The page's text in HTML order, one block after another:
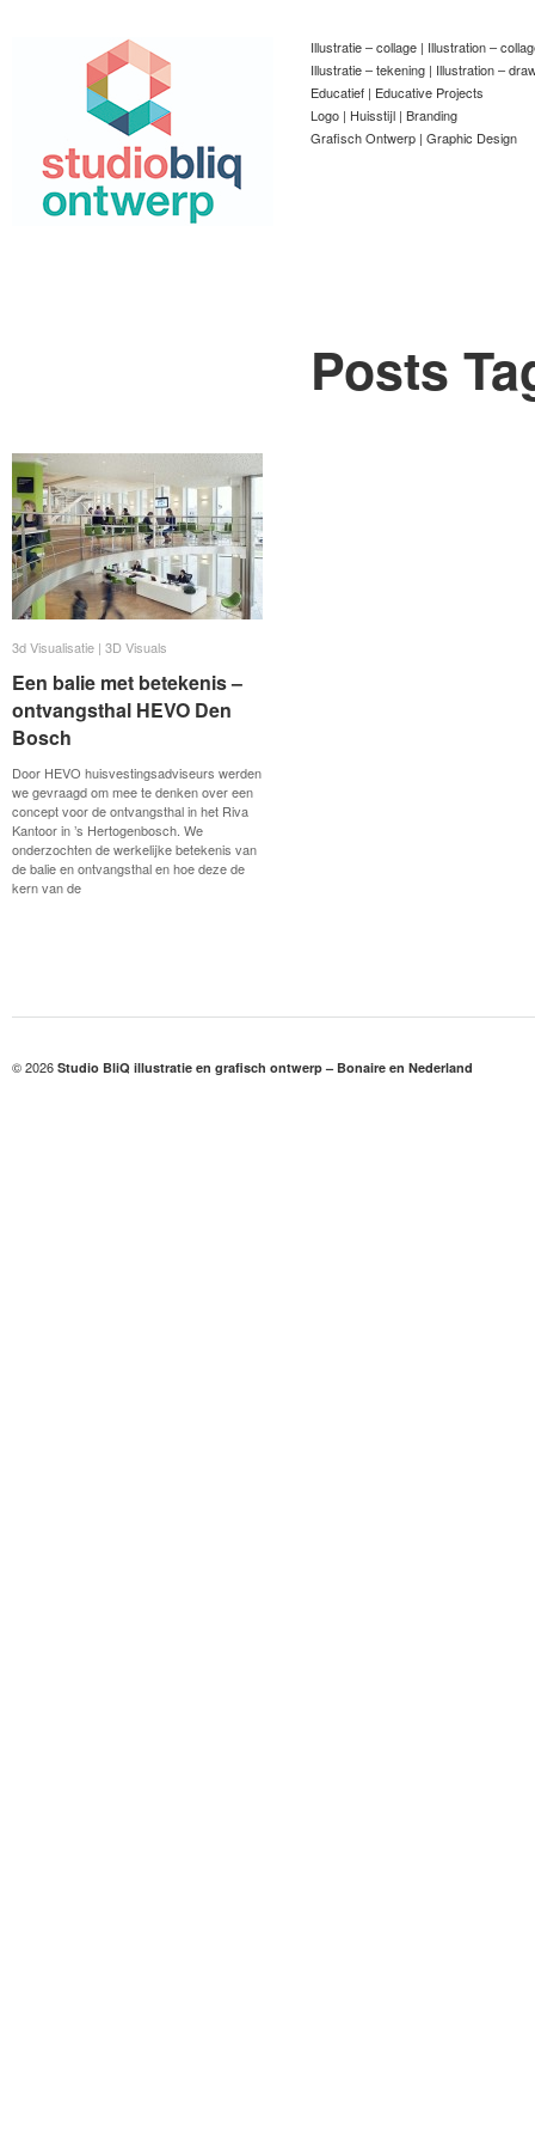
Illustratie – collage | Illustration –
Illustratie – tekening | Illustration –
Educatief | Educative Projects
Logo | Huisstijl | Branding
Grafisch Ontwerp | Graphic Design
Posts
3d Visualisatie | 3D Visuals
Een balie met betekenis –
ontvangsthal HEVO Den
Bosch
Door HEVO huisvestingsadviseurs werden
we gevraagd om mee te denken over een
concept voor de ontvangsthal in het Riva
Kantoor in ’s Hertogenbosch. We
onderzochten de werkelijke betekenis van
de balie en ontvangsthal en hoe deze de
kern van de
3d Visualisatie | 3D Visuals
Een balie met betekenis –
ontvangsthal HEVO Den
Bosch
© 2026 Studio BliQ illustratie en grafisch ontwerp – Bonaire en Nederland